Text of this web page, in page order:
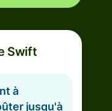
Swift
à
jusqu'à